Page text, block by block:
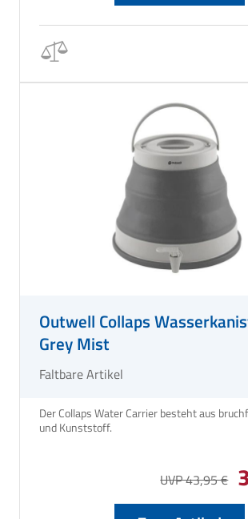
Outwell Collaps
Grey Mist
Faltbare Artikel
Der Collaps Water Carrier besteht aus
UVP 43,95 €